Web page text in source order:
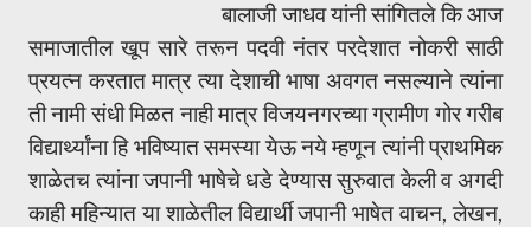
बालाजी जाधव यांनी सांगितले कि आज
समाजातील खूप सारे तरून पदवी नंतर परदेशात नोकरी साठी
प्रयत्न करतात मात्र त्या देशाची भाषा अवगत नसल्याने त्यांना
ती नामी संधी मिळत नाही मात्र विजयनगरच्या ग्रामीण गोर गरीब
विद्यार्थ्यांना हि भविष्यात समस्या येऊ नये म्हणून त्यांनी प्राथमिक
शाळेतच त्यांना जपानी भाषेचे धडे देण्यास सुरुवात केली व अगदी
काही महिन्यात या शाळेतील विद्यार्थी जपानी भाषेत वाचन, लेखन,